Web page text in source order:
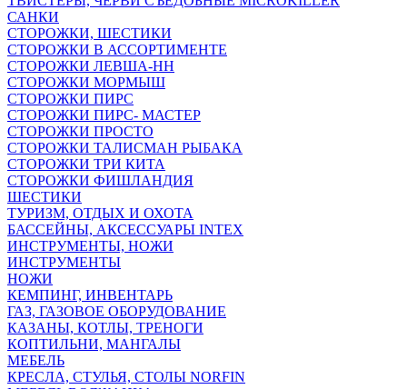
САНКИ
СТОРОЖКИ, ШЕСТИКИ
СТОРОЖКИ В АССОРТИМЕНТЕ
СТОРОЖКИ ЛЕВША-НН
СТОРОЖКИ МОРМЫШ
СТОРОЖКИ ПИРС
СТОРОЖКИ ПИРС- МАСТЕР
СТОРОЖКИ ПРОСТО
СТОРОЖКИ ТАЛИСМАН РЫБАКА
СТОРОЖКИ ТРИ КИТА
СТОРОЖКИ ФИШЛАНДИЯ
ШЕСТИКИ
ТУРИЗМ, ОТДЫХ И ОХОТА
БАССЕЙНЫ, АКСЕССУАРЫ INTEX
ИНСТРУМЕНТЫ, НОЖИ
ИНСТРУМЕНТЫ
НОЖИ
КЕМПИНГ, ИНВЕНТАРЬ
ГАЗ, ГАЗОВОЕ ОБОРУДОВАНИЕ
КАЗАНЫ, КОТЛЫ, ТРЕНОГИ
КОПТИЛЬНИ, МАНГАЛЫ
МЕБЕЛЬ
КРЕСЛА, СТУЛЬЯ, СТОЛЫ NORFIN